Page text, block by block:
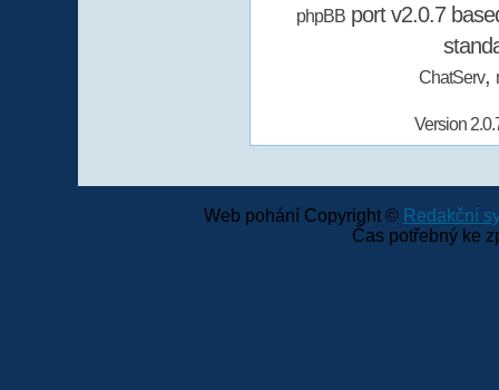
phpBBport v2.0.7
ChatServ,
Version
Web pohání Copyright © Redakční
Čas potřebný ke